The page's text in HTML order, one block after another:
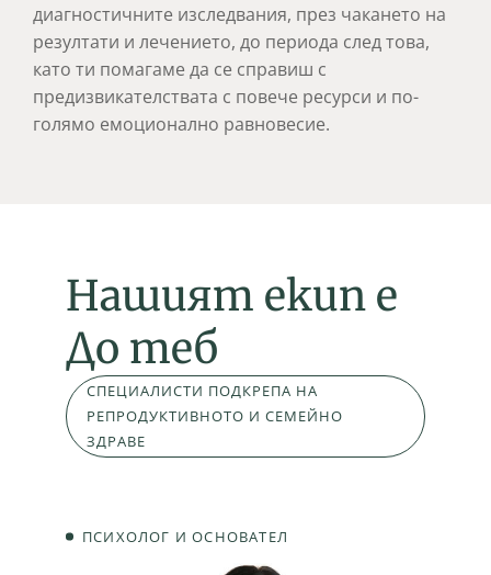
диагностичните изследвания, през чакането на
резултати и лечението, до периода след това,
като ти помагаме да се справиш с
предизвикателствата с повече ресурси и по-
голямо емоционално равновесие.
Нашият екип е
До теб
СПЕЦИАЛИСТИ ПОДКРЕПА НА
РЕПРОДУКТИВНОТО И СЕМЕЙНО
ЗДРАВЕ
ПСИХОЛОГ И ОСНОВАТЕЛ